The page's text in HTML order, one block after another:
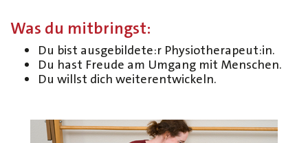
Was du mitbringst:
Du bist ausgebildete:r Physiotherapeut:in.
Du hast Freude am Umgang mit Menschen.
Du willst dich weiterentwickeln.